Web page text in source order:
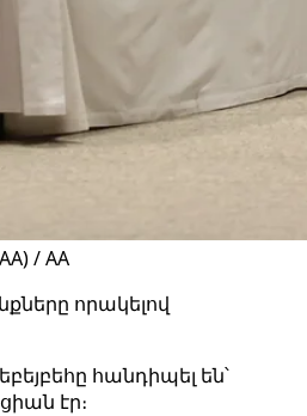
/ AA
որակելով
հանդիպել են՝
էր։